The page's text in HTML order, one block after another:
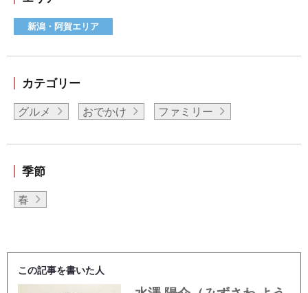
新潟・阿賀エリア
カテゴリー
グルメ おでかけ ファミリー
季節
春
この記事を書いた人